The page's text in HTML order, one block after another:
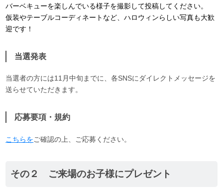
バーベキューを楽しんでいる様子を撮影して投稿してください。
仮装やテーブルコーディネートなど、ハロウィンらしい写真も大歓
迎です！
当選発表
当選者の方には11月中旬までに、各SNSにダイレクトメッセージを
送らせていただきます。
応募要項・規約
こちらをご確認の上、ご応募ください。
その２ ご来場のお子様にプレゼント